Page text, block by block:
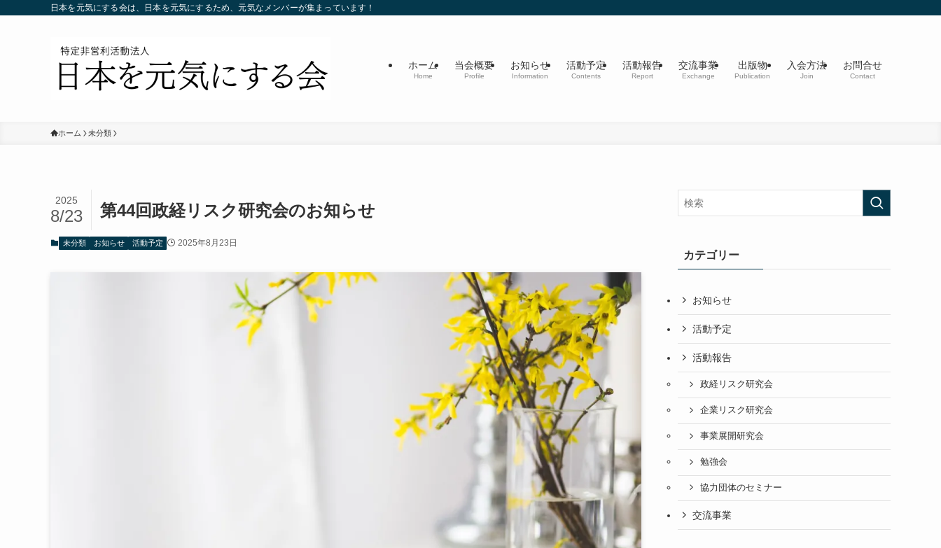
日本を元気にする会は、日本を元気にするため、元気なメンバーが集まっています！
ホーム
Home
当会概要
Profile
お知らせ
Information
活動予定
Contents
活動報告
Report
交流事業
Exchange
出版物
Publication
入会方法
Join
お問合せ
Contact
ホーム 未分類
第44回政経リスク研究会のお知らせ
2025
8/23
未分類 お知らせ 活動予定 2025年8月23日
カテゴリー
お知らせ
活動予定
活動報告
政経リスク研究会
企業リスク研究会
事業展開研究会
勉強会
協力団体のセミナー
交流事業